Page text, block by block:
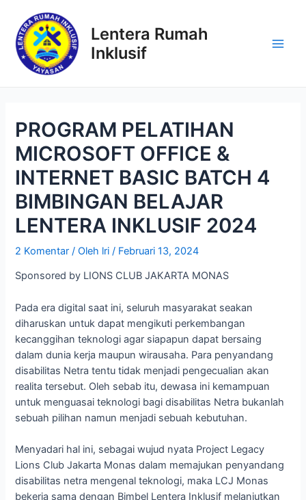
konten
Lentera Rumah
Inklusif
PROGRAM PELATIHAN
MICROSOFT OFFICE &
INTERNET BASIC BATCH 4
BIMBINGAN BELAJAR
LENTERA INKLUSIF 2024
2 Komentar / Oleh lri/ Februari 13, 2024
Sponsored by LIONS CLUB JAKARTA MONAS
Pada era digital saat ini, seluruh masyarakat seakan
diharuskan untuk dapat mengikuti perkembangan
kecanggihan teknologi agar siapapun dapat bersaing
dalam dunia kerja maupun wirausaha. Para penyandang
disabilitas Netra tentu tidak menjadi pengecualian akan
realita tersebut. Oleh sebab itu, dewasa ini kemampuan
untuk menguasai teknologi bagi disabilitas Netra bukanlah
sebuah pilihan namun menjadi sebuah kebutuhan.
Menyadari hal ini, sebagai wujud nyata Project Legacy
Lions Club Jakarta Monas dalam memajukan penyandang
disabilitas netra mengenal teknologi, maka LCJ Monas
bekerja sama dengan Bimbel Lentera Inklusif melanjutkan